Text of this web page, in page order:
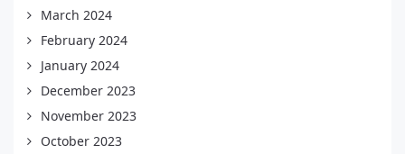
March 2024
February 2024
January 2024
December 2023
November 2023
October 2023